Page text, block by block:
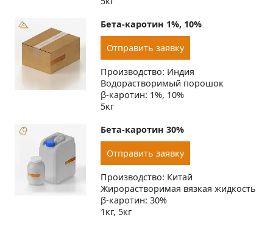
Бета-каротин 1%, 10%
Отправить заявку
Производство: Индия
Водорастворимый порошок
β-каротин: 1%, 10%
5кг
Бета-каротин 30%
Отправить заявку
Производство: Китай
Жирорастворимая вязкая жидкость
β-каротин: 30%
1кг, 5кг